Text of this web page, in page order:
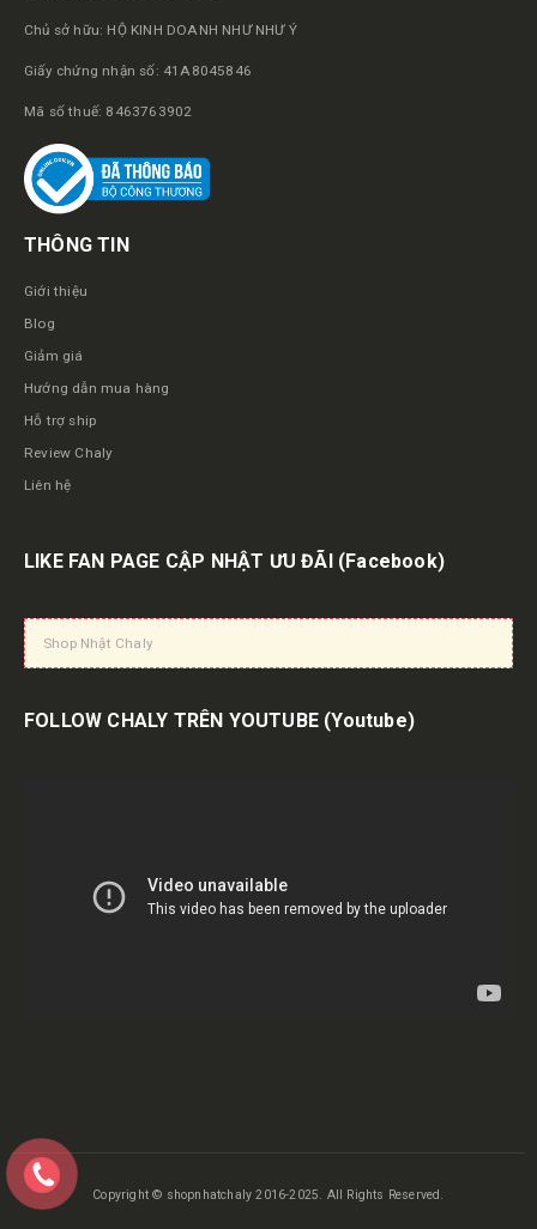
Chủ sở hữu: HỘ KINH DOANH NHƯ NHƯ Ý
Giấy chứng nhận số: 41A8045846
Mã số thuế: 8463763902
THÔNG TIN
Giới thiệu
Blog
Giảm giá
Hướng dẫn mua hàng
Hỗ trợ ship
Review Chaly
Liên hệ
LIKE FAN PAGE CẬP NHẬT ƯU ĐÃI (Facebook)
Shop Nhật Chaly
FOLLOW CHALY TRÊN YOUTUBE (Youtube)
Copyright © shopnhatchaly 2016-2025. All Rights Reserved.